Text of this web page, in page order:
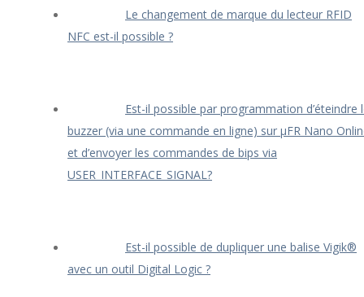
Le changement de marque du lecteur RFID
NFC est-il possible ?
Est-il possible par programmation d’éteindre
buzzer (via une commande en ligne) sur μFR Nano
et d’envoyer les commandes de bips via
USER_INTERFACE_SIGNAL?
Est-il possible de dupliquer une balise Vigik®
avec un outil Digital Logic ?